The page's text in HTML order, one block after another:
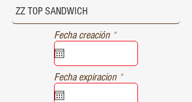
Fecha creación *r
e
u
i
Fecha expiracion *r
e